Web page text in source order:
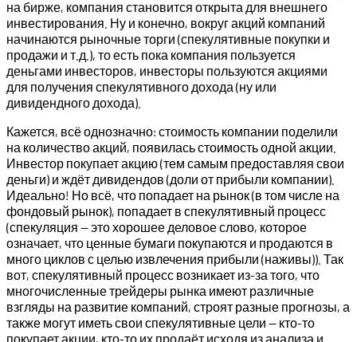
на бирже, компания становится открыта для внешнего
инвестирования. Ну и конечно, вокруг акций компаний
начинаются рыночные торги (спекулятивные покупки и
продажи и т.д.), то есть пока компания пользуется
деньгами инвесторов, инвесторы пользуются акциями
для получения спекулятивного дохода (ну или
дивидендного дохода).
Кажется, всё однозначно: стоимость компании поделили
на количество акций, появилась стоимость одной акции.
Инвестор покупает акцию (тем самым предоставляя свои
деньги) и ждёт дивидендов (доли от прибыли компании).
Идеально! Но всё, что попадает на рынок (в том числе на
фондовый рынок), попадает в спекулятивный процесс
(спекуляция — это хорошее деловое слово, которое
означает, что ценные бумаги покупаются и продаются в
много циклов с целью извлечения прибыли (наживы)). Так
вот, спекулятивный процесс возникает из-за того, что
многочисленные трейдеры рынка имеют различные
взгляды на развитие компаний, строят разные прогнозы, а
также могут иметь свои спекулятивные цели — кто-то
покупает акции, кто-то их продаёт исходя из анализа и